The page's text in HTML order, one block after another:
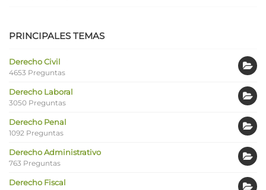
PRINCIPALES TEMAS
Derecho Civil
4653 Preguntas
Derecho Laboral
3050 Preguntas
Derecho Penal
1092 Preguntas
Derecho Administrativo
763 Preguntas
Derecho Fiscal